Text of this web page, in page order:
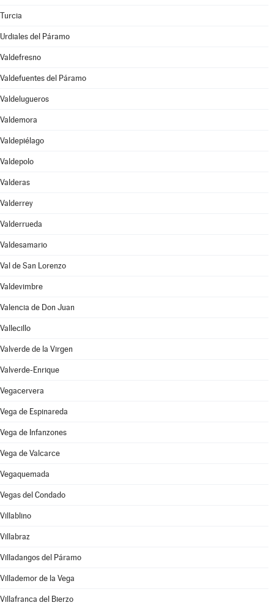
Turcia
Urdiales del Páramo
Valdefresno
Valdefuentes del Páramo
Valdelugueros
Valdemora
Valdepiélago
Valdepolo
Valderas
Valderrey
Valderrueda
Valdesamario
Val de San Lorenzo
Valdevimbre
Valencia de Don Juan
Vallecillo
Valverde de la Virgen
Valverde-Enrique
Vegacervera
Vega de Espinareda
Vega de Infanzones
Vega de Valcarce
Vegaquemada
Vegas del Condado
Villablino
Villabraz
Villadangos del Páramo
Villademor de la Vega
Villafranca del Bierzo